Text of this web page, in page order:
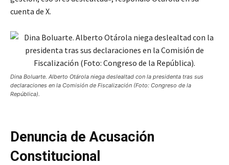
cuenta de X.
Dina Boluarte. Alberto Otárola niega deslealtad con la presidenta tras sus
declaraciones en la Comisión de Fiscalización (Foto: Congreso de la
República).
Denuncia de Acusación
Constitucional